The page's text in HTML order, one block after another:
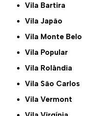
Vila Bartira
Vila Japão
Vila Monte Belo
Vila Popular
Vila Rolândia
Vila São Carlos
Vila Vermont